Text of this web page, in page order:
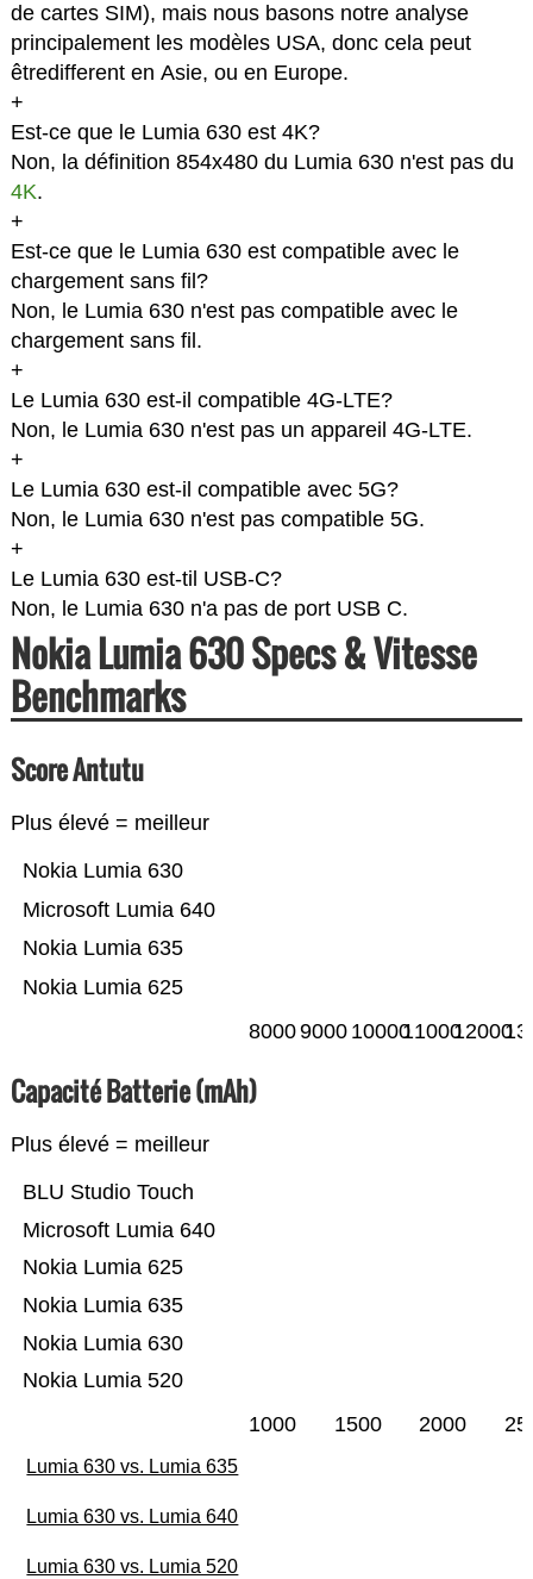
de cartes SIM), mais nous basons notre analyse
principalement les modèles USA, donc cela peut
êtredifferent en Asie, ou en Europe.
+
Est-ce que le Lumia 630 est 4K?
Non, la définition 854x480 du Lumia 630 n'est pas du
4K.
+
Est-ce que le Lumia 630 est compatible avec le
chargement sans fil?
Non, le Lumia 630 n'est pas compatible avec le
chargement sans fil.
+
Le Lumia 630 est-il compatible 4G-LTE?
Non, le Lumia 630 n'est pas un appareil 4G-LTE.
+
Le Lumia 630 est-il compatible avec 5G?
Non, le Lumia 630 n'est pas compatible 5G.
+
Le Lumia 630 est-til USB-C?
Non, le Lumia 630 n'a pas de port USB C.
Nokia Lumia 630 Specs & Vitesse
Benchmarks
Score Antutu
Plus élevé = meilleur
Nokia Lumia 625
Nokia Lumia 635
Microsoft Lumia 640
Nokia Lumia 630
80009000 100001100012000
Capacité Batterie (mAh)
Plus élevé = meilleur
Nokia Lumia 520
Nokia Lumia 630
Nokia Lumia 635
Nokia Lumia 625
Microsoft Lumia 640
BLU Studio Touch
1000 1500 2000
Lumia 630 vs. Lumia 635
Lumia 630 vs. Lumia 640
Lumia 630 vs. Lumia 520